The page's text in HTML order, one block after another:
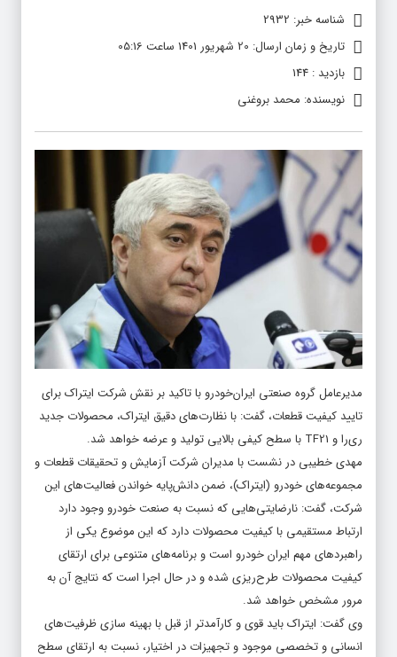
شناسه خبر: 2932
تاریخ و زمان ارسال: 20 شهریور 1401 ساعت 05:16
بازدید : 144
نویسنده: محمد بروغنی
مدیرعامل گروه صنعتی ایران‌خودرو با تاکید بر نقش شرکت ایتراک برای
تایید کیفیت قطعات، گفت: با نظارت‌های دقیق ایتراک، محصولات جدید
ری‌را و TF21 با سطح کیفی بالایی تولید و عرضه خواهد شد.
مهدی خطیبی در نشست با مدیران شرکت آزمایش و تحقیقات قطعات و
مجموعه‌های خودرو (ایتراک)، ضمن دانش‌پایه خواندن فعالیت‌های این
شرکت، گفت: نارضایتی‌هایی که نسبت به صنعت خودرو وجود دارد
ارتباط مستقیمی با کیفیت محصولات دارد که این موضوع یکی از
راهبردهای مهم ایران خودرو است و برنامه‌های متنوعی برای ارتقای
کیفیت محصولات طرح‌ریزی شده و در حال اجرا است که نتایج آن به
مرور مشخص خواهد شد.
وی گفت: ایتراک باید قوی و کارآمدتر از قبل با بهینه سازی ظرفیت‌های
انسانی و تخصصی موجود و تجهیزات در اختیار، نسبت به ارتقای سطح